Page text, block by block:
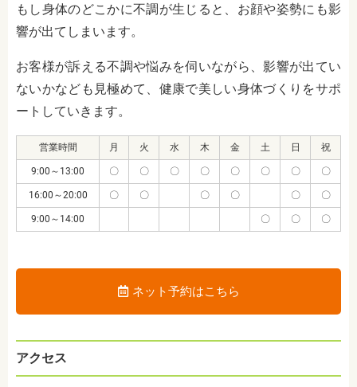
もし身体のどこかに不調が生じると、お顔や姿勢にも影
響が出てしまいます。
お客様が訴える不調や悩みを伺いながら、影響が出てい
ないかなども見極めて、健康で美しい身体づくりをサポ
ートしていきます。
営業時間 月 火 水 木 金 土 日 祝
9:00～13:00 〇 〇 〇 〇 〇 〇 〇 〇
16:00～20:00 〇 〇 〇 〇 〇 〇
9:00～14:00 〇 〇 〇
ネット予約はこちら
アクセス